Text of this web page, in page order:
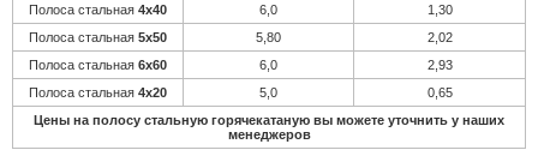
Полоса стальная 4х40 6,0
1,30
Полоса стальная 5х50 5,80
2,02
Полоса стальная 6х60 6,0
2,93
Полоса стальная 4х20 5,0
0,65
Цены на полосу стальную горячекатаную вы можете уточнить у наших
менеджеров